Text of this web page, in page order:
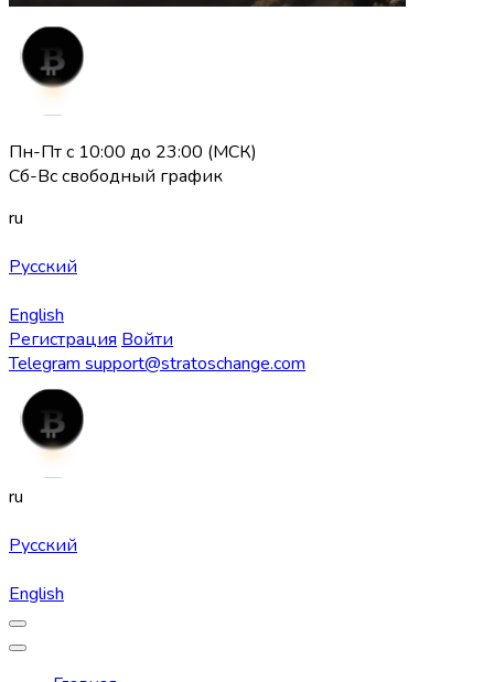
Пн-Пт с 10:00 до 23:00 (МСК)
Сб-Вс свободный график
ru
Русский
English
Регистрация Войти
Telegram support@stratoschange.com
ru
Русский
English